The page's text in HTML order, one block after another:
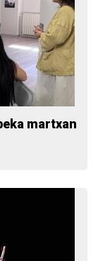
martxan